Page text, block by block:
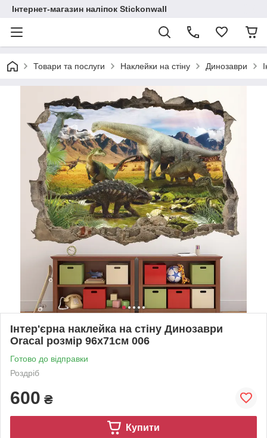
Інтернет-магазин наліпок Stickonwall
Товари та послуги Наклейки на стіну Динозаври
Інтер'єрна наклейка на стіну Динозаври
Oracal розмір 96х71см 006
Готово до відправки
Роздріб
600 ₴
Купити